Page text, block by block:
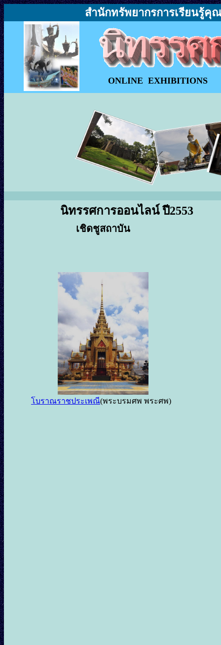
สำนักทรัพยากรการเรียนรู้คุณ
ONLINE EXHIBITIONS
นิทรรศการออนไลน์ ปี2553
เชิดชูสถาบัน
โบราณราชประเพณี(พระบรมศพ พระศพ)